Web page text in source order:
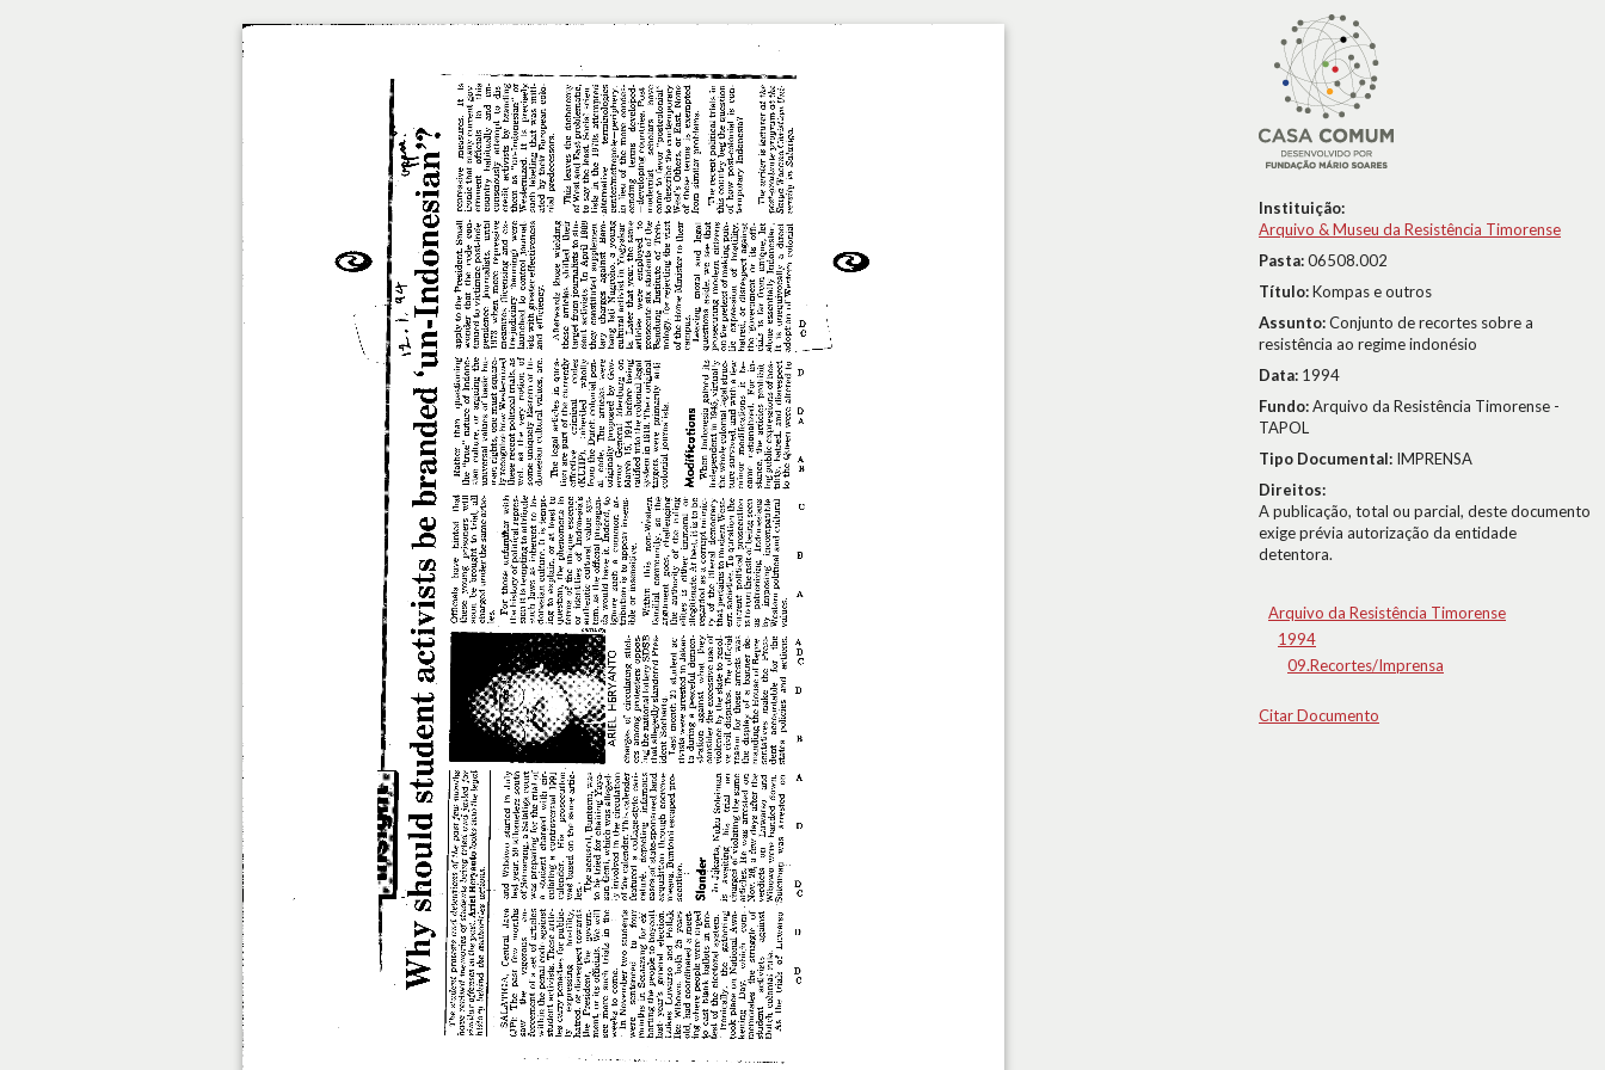
Instituição:
Arquivo & Museu da Resistência Timorense
Pasta:06508.002
Título:Kompas e outros
Assunto:Conjunto de recortes sobre a
resistência ao regime indonésio
Data: 1994
Fundo:Arquivo da Resistência Timorense -
TAPOL
Tipo Documental: IMPRENSA
Direitos:
A publicação, total ou parcial, deste documento
exige prévia autorização da entidade
detentora.
Arquivo da Resistência Timorense
1994
09.Recortes/Imprensa
Citar Documento